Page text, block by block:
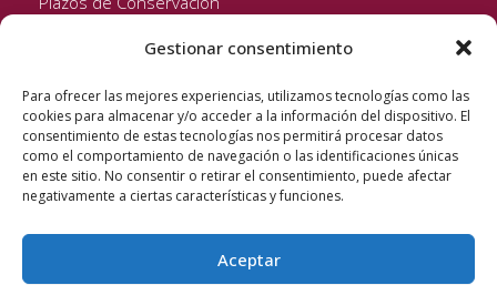
Gestionar consentimiento
Para ofrecer las mejores experiencias, utilizamos tecnologías como las
cookies para almacenar y/o acceder a la información del dispositivo. El
consentimiento de estas tecnologías nos permitirá procesar datos
como el comportamiento de navegación o las identificaciones únicas
en este sitio. No consentir o retirar el consentimiento, puede afectar
negativamente a ciertas características y funciones.
Aceptar
Seguinos!
Quixote Concentrates S.L. 2022 © Reservados todos los
derechos